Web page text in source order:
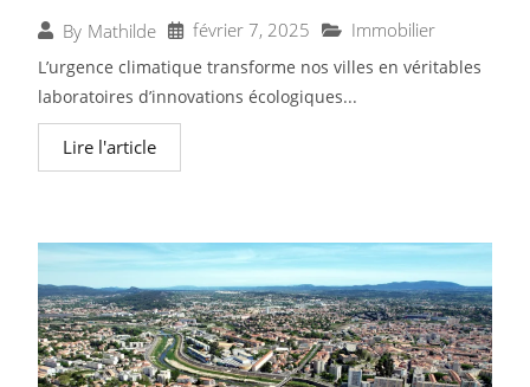
By Mathilde février 7, 2025 Immobilier
L’urgence climatique transforme nos villes en véritables
laboratoires d’innovations écologiques...
Lire l'article